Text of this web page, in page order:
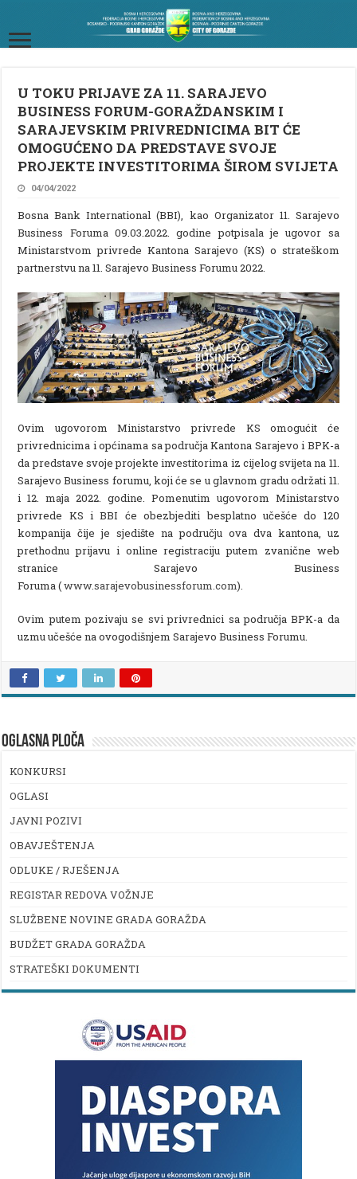
U TOKU PRIJAVE ZA 11. SARAJEVO
BUSINESS FORUM-GORAŽDANSKIM I
SARAJEVSKIM PRIVREDNICIMA BIT ĆE
OMOGUĆENO DA PREDSTAVE SVOJE
PROJEKTE INVESTITORIMA ŠIROM SVIJETA
04/04/2022
Bosna Bank International (BBI), kao Organizator 11. Sarajevo
Business Foruma 09.03.2022. godine potpisala je ugovor sa
Ministarstvom privrede Kantona Sarajevo (KS) o strateškom
partnerstvu na 11. Sarajevo Business Forumu 2022.
Ovim ugovorom Ministarstvo privrede KS omogućit će
privrednicima i općinama sa područja Kantona Sarajevo i BPK-a
da predstave svoje projekte investitorima iz cijelog svijeta na 11.
Sarajevo Business forumu, koji će se u glavnom gradu održati 11.
i 12. maja 2022. godine. Pomenutim ugovorom Ministarstvo
privrede KS i BBI će obezbjediti besplatno učešće do 120
kompanija čije je sjedište na području ova dva kantona, uz
prethodnu prijavu i online registraciju putem zvanične web
stranice Sarajevo Business
Foruma (www.sarajevobusinessforum.com).
Ovim putem pozivaju se svi privrednici sa područja BPK-a da
uzmu učešće na ovogodišnjem Sarajevo Business Forumu.
OGLASNA PLOČA
KONKURSI
OGLASI
JAVNI POZIVI
OBAVJEŠTENJA
ODLUKE / RJEŠENJA
REGISTAR REDOVA VOŽNJE
SLUŽBENE NOVINE GRADA GORAŽDA
BUDŽET GRADA GORAŽDA
STRATEŠKI DOKUMENTI